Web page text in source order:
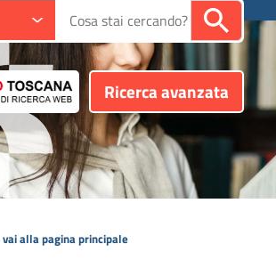
Cerca su "Catalogo"
Ricerca avanzata
vai alla pagina principale